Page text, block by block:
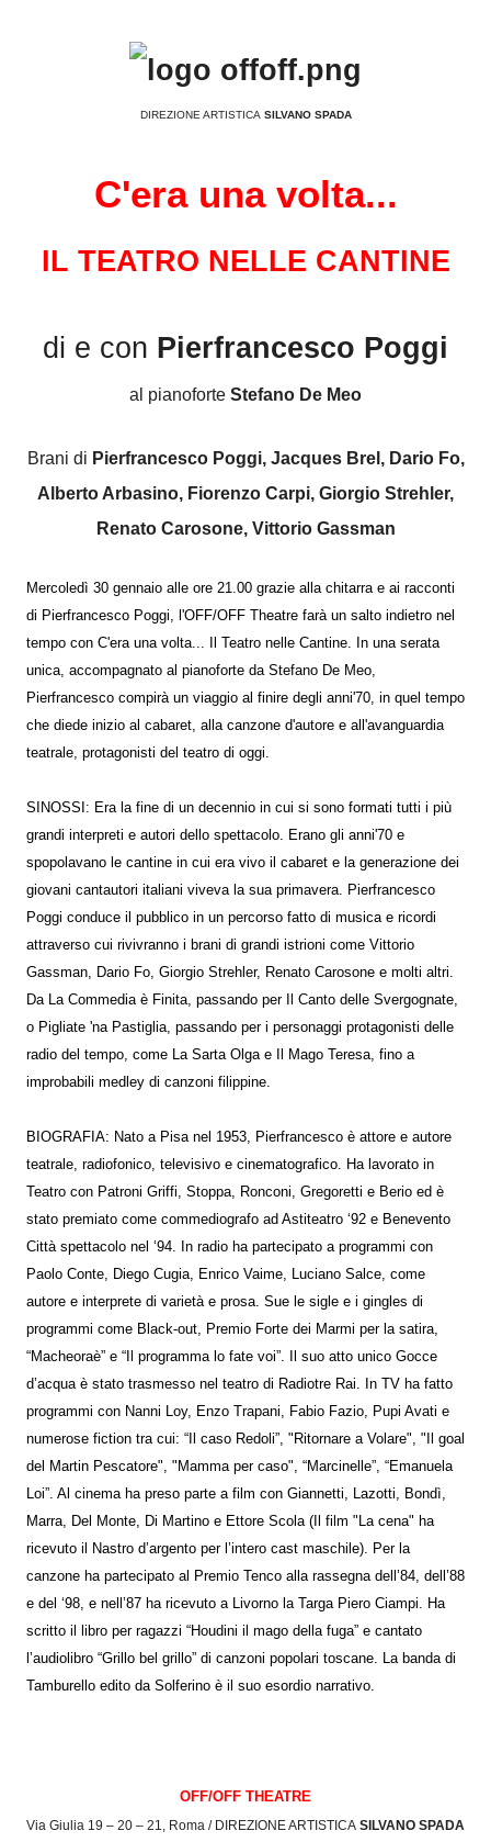
DIREZIONE ARTISTICA SILVANO SPADA
C'era una volta...
IL TEATRO NELLE CANTINE
di e con Pierfrancesco Poggi
al pianoforte Stefano De Meo
Brani di Pierfrancesco Poggi, Jacques Brel, Dario Fo,
Alberto Arbasino, Fiorenzo Carpi, Giorgio Strehler,
Renato Carosone, Vittorio Gassman
Mercoledì 30 gennaio alle ore 21.00 grazie alla chitarra e ai racconti
di Pierfrancesco Poggi, l'OFF/OFF Theatre farà un salto indietro nel
tempo con C'era una volta... Il Teatro nelle Cantine. In una serata
unica, accompagnato al pianoforte da Stefano De Meo,
Pierfrancesco compirà un viaggio al finire degli anni'70, in quel tempo
che diede inizio al cabaret, alla canzone d'autore e all'avanguardia
teatrale, protagonisti del teatro di oggi.
SINOSSI: Era la fine di un decennio in cui si sono formati tutti i più
grandi interpreti e autori dello spettacolo. Erano gli anni'70 e
spopolavano le cantine in cui era vivo il cabaret e la generazione dei
giovani cantautori italiani viveva la sua primavera. Pierfrancesco
Poggi conduce il pubblico in un percorso fatto di musica e ricordi
attraverso cui rivivranno i brani di grandi istrioni come Vittorio
Gassman, Dario Fo, Giorgio Strehler, Renato Carosone e molti altri.
Da La Commedia è Finita, passando per Il Canto delle Svergognate,
o Pigliate 'na Pastiglia, passando per i personaggi protagonisti delle
radio del tempo, come La Sarta Olga e Il Mago Teresa, fino a
improbabili medley di canzoni filippine.
BIOGRAFIA: Nato a Pisa nel 1953, Pierfrancesco è attore e autore
teatrale, radiofonico, televisivo e cinematografico. Ha lavorato in
Teatro con Patroni Griffi, Stoppa, Ronconi, Gregoretti e Berio ed è
stato premiato come commediografo ad Astiteatro ‘92 e Benevento
Città spettacolo nel ‘94. In radio ha partecipato a programmi con
Paolo Conte, Diego Cugia, Enrico Vaime, Luciano Salce, come
autore e interprete di varietà e prosa. Sue le sigle e i gingles di
programmi come Black-out, Premio Forte dei Marmi per la satira,
“Macheoraè” e “Il programma lo fate voi”. Il suo atto unico Gocce
d’acqua è stato trasmesso nel teatro di Radiotre Rai. In TV ha fatto
programmi con Nanni Loy, Enzo Trapani, Fabio Fazio, Pupi Avati e
numerose fiction tra cui: “Il caso Redoli”, "Ritornare a Volare", "Il goal
del Martin Pescatore", "Mamma per caso", “Marcinelle”, “Emanuela
Loi”. Al cinema ha preso parte a film con Giannetti, Lazotti, Bondì,
Marra, Del Monte, Di Martino e Ettore Scola (Il film "La cena" ha
ricevuto il Nastro d’argento per l’intero cast maschile). Per la
canzone ha partecipato al Premio Tenco alla rassegna dell’84, dell’88
e del ‘98, e nell’87 ha ricevuto a Livorno la Targa Piero Ciampi. Ha
scritto il libro per ragazzi “Houdini il mago della fuga” e cantato
l’audiolibro “Grillo bel grillo” di canzoni popolari toscane. La banda di
Tamburello edito da Solferino è il suo esordio narrativo.
OFF/OFF THEATRE
Via Giulia 19 – 20 – 21, Roma / DIREZIONE ARTISTICA SILVANO SPADA